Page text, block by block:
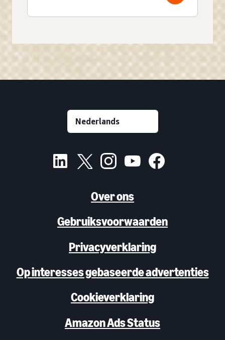
Over ons
Gebruiksvoorwaarden
Privacyverklaring
Op interesses gebaseerde advertenties
Cookieverklaring
Amazon Ads Status